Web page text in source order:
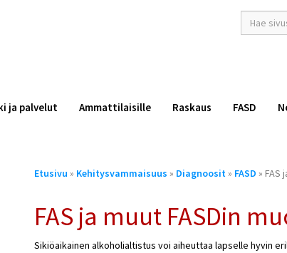
*
ja palvelut Ammattilaisille Raskaus FASD
Olet
Etusivu » Kehitysvammaisuus » Diagnoosit » FASD » FAS
FAS ja muut FASDin
Sikiöaikainen alkoholialtistus voi aiheuttaa lapselle hyvin